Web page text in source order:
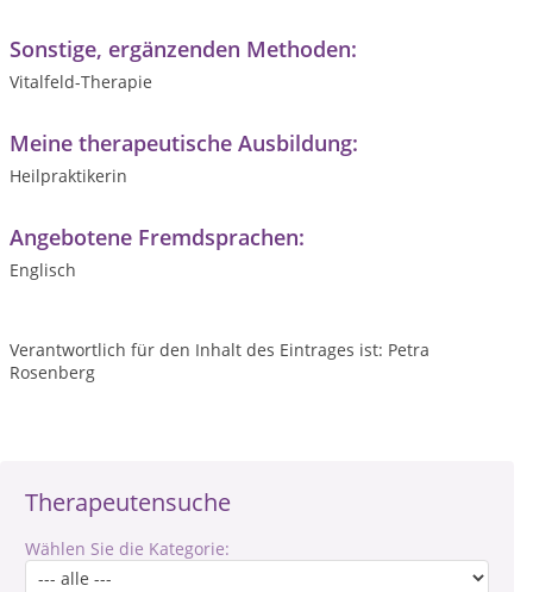
Therapeutensuche
Wählen Sie die Kategorie:
Sonstige, ergänzenden Methoden:
Vitalfeld-Therapie
Meine therapeutische Ausbildung:
Heilpraktikerin
Angebotene Fremdsprachen:
Englisch
Verantwortlich für den Inhalt des Eintrages ist: Petra
Rosenberg